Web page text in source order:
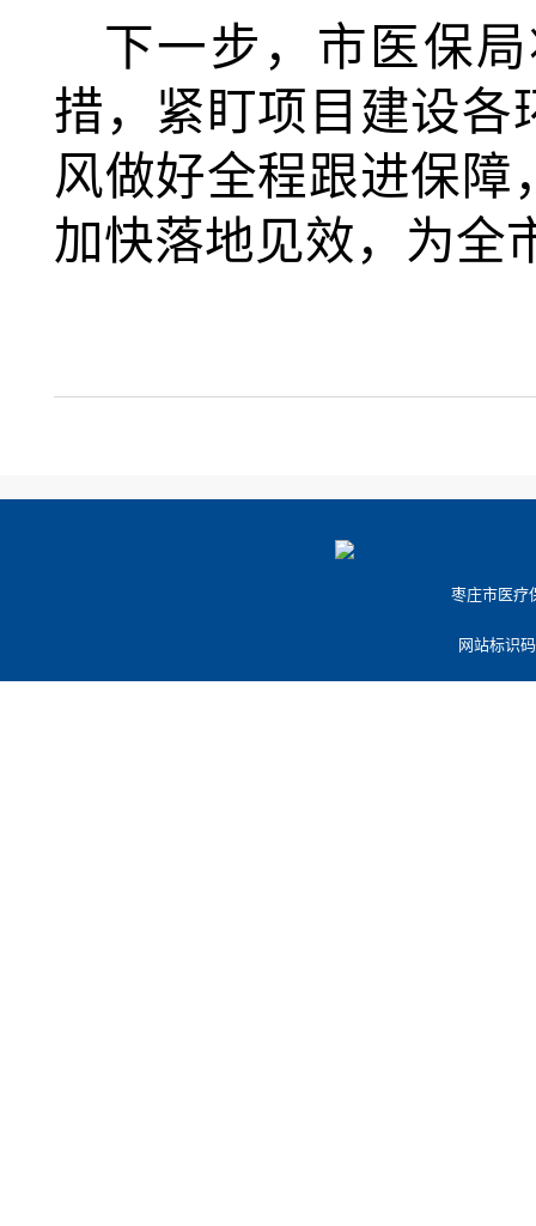
下一步，市医保
措，紧盯项目建设各
风做好全程跟进保
加快落地见效，为全
枣庄市医疗
网站标识